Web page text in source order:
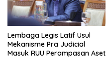
Lembaga Legis Latif Usul
Mekanisme Pra Judicial
Masuk RUU Perampasan Aset